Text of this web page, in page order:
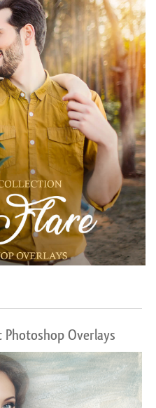
Overlays